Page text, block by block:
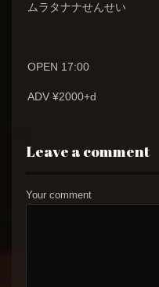
ムラタナナせんせい
OPEN 17:00
ADV ¥2000+d
Leave a comment
Your comment